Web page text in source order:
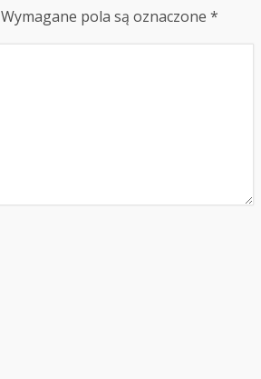
Wymagane pola są oznaczone *